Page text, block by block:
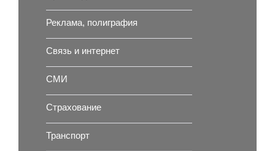
Реклама, полиграфия
Связь и интернет
СМИ
Страхование
Транспорт